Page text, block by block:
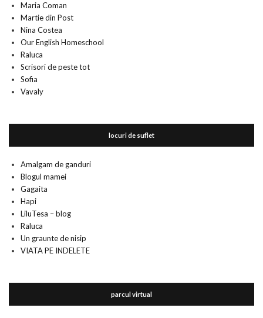
Maria Coman
Martie din Post
Nina Costea
Our English Homeschool
Raluca
Scrisori de peste tot
Sofia
Vavaly
locuri de suflet
Amalgam de ganduri
Blogul mamei
Gagaita
Hapi
LiluTesa – blog
Raluca
Un graunte de nisip
VIATA PE INDELETE
parcul virtual